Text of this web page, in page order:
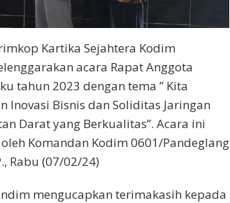
Kartika Sejahtera Kodim
acara Rapat Anggota
tahun 2023 dengan tema ” Kita
Inovasi Bisnis dan Soliditas Jaringan
Darat yang Berkualitas”. Acara ini
Komandan Kodim 0601/Pandeglang
Rabu (07/02/24)
mengucapkan terimakasih kepada